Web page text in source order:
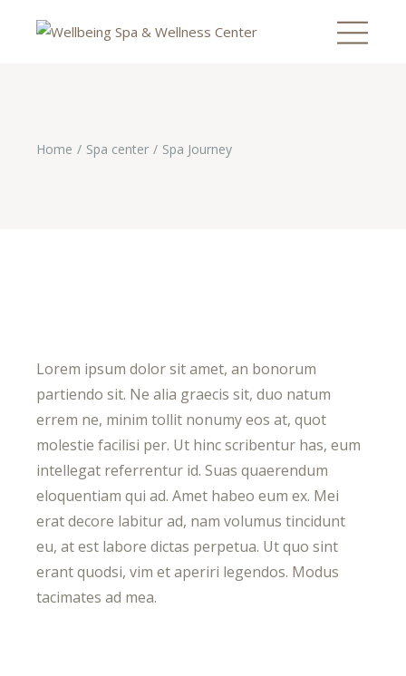
Home Spa center Spa Journey
Lorem ipsum dolor sit amet, an bonorum
partiendo sit. Ne alia graecis sit, duo natum
errem ne, minim tollit nonumy eos at, quot
molestie facilisi per. Ut hinc scribentur has, eum
intellegat referrentur id. Suas quaerendum
eloquentiam qui ad. Amet habeo eum ex. Mei
erat decore labitur ad, nam volumus tincidunt
eu, at est labore dictas perpetua. Ut quo sint
erant quodsi, vim et aperiri legendos. Modus
tacimates ad mea.